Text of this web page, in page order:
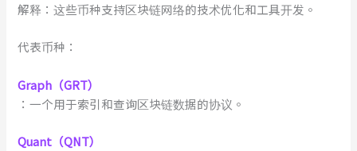
解释：这些币种支持区块链网络的技术优化和工具开发。
代表币种：
Graph（GRT）
：一个用于索引和查询区块链数据的协议。
Quant（QNT）